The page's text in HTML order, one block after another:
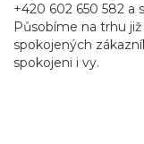
+420 602 650 582 a
Působíme na trhu
spokojených
spokojeni i vy.